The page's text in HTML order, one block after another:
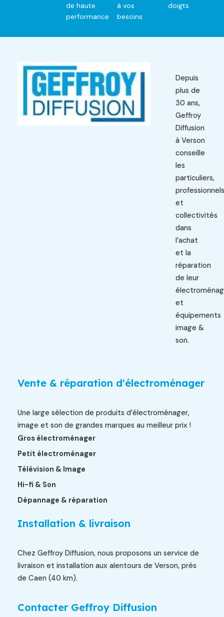
de haute
performance
à vos
besoins
doigts
Depuis
plus de
30 ans,
Geffroy
Diffusion
à Verson
conseille
les
particuliers,
professionnels
et
collectivités
dans
l’achat
et la
réparation
de leur
et
équipements
image &
son.
Vente & réparation d'électroménager
Une large sélection de produits d’électroménager,
image et son de grandes marques au meilleur prix !
Gros électroménager
Petit électroménager
Télévision & Image
Hi-fi & Son
Dépannage & réparation
Installation & livraison
Chez Geffroy Diffusion, nous proposons un service de
livraison et installation aux alentours de Verson, près
de Caen (40 km).
Contacter Geffroy Diffusion